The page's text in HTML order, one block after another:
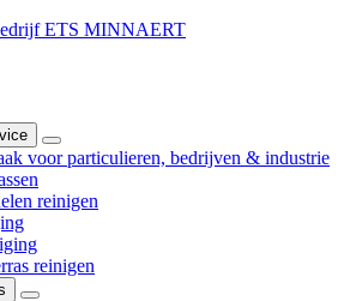
voor particulieren, bedrijven & industrie
reinigen
reinigen